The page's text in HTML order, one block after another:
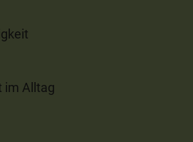
im Alltag